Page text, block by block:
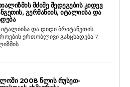
ᲛᲫᲘᲛᲔ ᲨᲔᲓᲔᲒᲔᲑᲘᲡ ᲙᲘᲓᲔᲕ
ᲒᲔᲠᲛᲐᲜᲘᲘᲡ, ᲘᲢᲐᲚᲘᲘᲡᲐ ᲓᲐ
იტალიისა და დიდი ბრიტანეთის
ერთობლივი განცხადება 7
2008 ᲬᲚᲘᲡ ᲠᲣᲡᲔᲗ-